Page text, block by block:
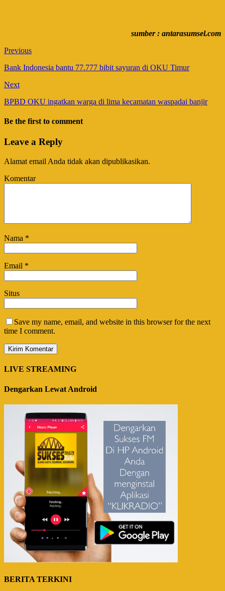
sumber : antarasumsel.com
Previous
Bank Indonesia bantu 77.777 bibit sayuran di OKU Timur
Next
BPBD OKU ingatkan warga di lima kecamatan waspadai banjir
Be the first to comment
Leave a Reply
Alamat email Anda tidak akan dipublikasikan.
Komentar
Nama *
Email *
Situs
Save my name, email, and website in this browser for the next
time I comment.
LIVE STREAMING
Dengarkan Lewat Android
BERITA TERKINI